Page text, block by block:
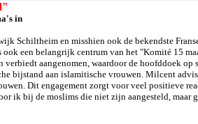
in
Schiltheim en misshien ook de bekendste
een belangrijk centrum van het "Komité 15
aangenomen, waardoor de hoofddoek op
bijstand aan islamitische vrouwen. Milcent
Dit engagement zorgt voor veel positieve
ik bij de moslims die niet zijn aangesteld, maar